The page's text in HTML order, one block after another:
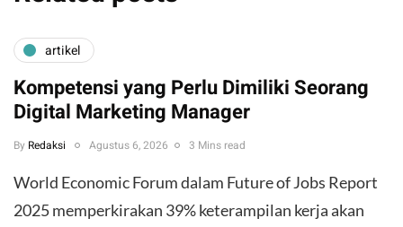
artikel
Kompetensi yang Perlu Dimiliki Seorang
Digital Marketing Manager
By Redaksi Agustus 6, 2026 3 Mins read
World Economic Forum dalam Future of Jobs Report
2025 memperkirakan 39% keterampilan kerja akan